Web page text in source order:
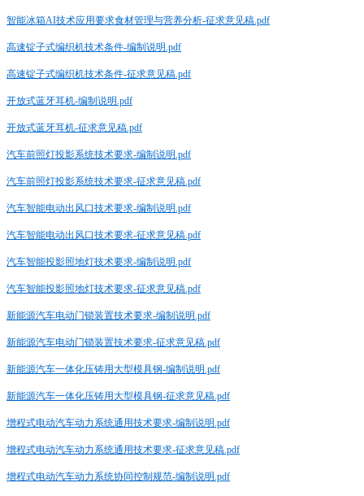
智能冰箱AI技术应用要求食材管理与营养分析-征求意见稿.pdf
高速锭子式编织机技术条件-编制说明.pdf
高速锭子式编织机技术条件-征求意见稿.pdf
开放式蓝牙耳机-编制说明.pdf
开放式蓝牙耳机-征求意见稿.pdf
汽车前照灯投影系统技术要求-编制说明.pdf
汽车前照灯投影系统技术要求-征求意见稿.pdf
汽车智能电动出风口技术要求-编制说明.pdf
汽车智能电动出风口技术要求-征求意见稿.pdf
汽车智能投影照地灯技术要求-编制说明.pdf
汽车智能投影照地灯技术要求-征求意见稿.pdf
新能源汽车电动门锁装置技术要求-编制说明.pdf
新能源汽车电动门锁装置技术要求-征求意见稿.pdf
新能源汽车一体化压铸用大型模具钢-编制说明.pdf
新能源汽车一体化压铸用大型模具钢-征求意见稿.pdf
增程式电动汽车动力系统通用技术要求-编制说明.pdf
增程式电动汽车动力系统通用技术要求-征求意见稿.pdf
增程式电动汽车动力系统协同控制规范-编制说明.pdf